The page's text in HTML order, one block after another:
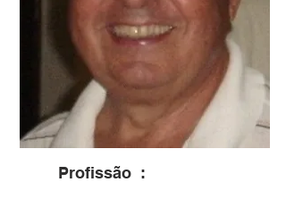
Profissão :